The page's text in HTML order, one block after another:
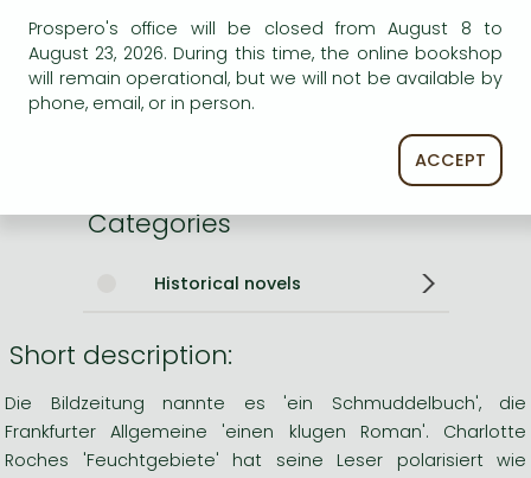
Binding
Paperback
No. of pages
229 pages
Weight
Categories
Historical novels
Short description:
Die Bildzeitung nannte es 'ein Schmuddelbuch', die
Frankfurter Allgemeine 'einen klugen Roman'. Charlotte
Roches 'Feuchtgebiete' hat seine Leser polarisiert wie
Prospero's office will be closed from August 8 to
August 23, 2026. During this time, the online bookshop
will remain operational, but we will not be available by
phone, email, or in person.
ACCEPT